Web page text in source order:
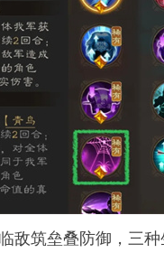
敌筑垒叠防御，三